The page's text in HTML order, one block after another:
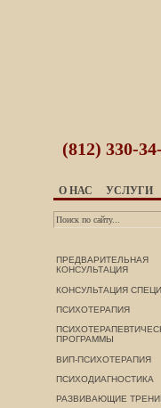
(812) 330-
О НАС УСЛУГИ
ПРЕДВАРИТЕЛЬНАЯ
КОНСУЛЬТАЦИЯ
КОНСУЛЬТАЦИЯ
ПСИХОТЕРАПИЯ
ПРОГРАММЫ
ВИП-ПСИХОТЕРАПИЯ
ПСИХОДИАГНОСТИКА
РАЗВИВАЮЩИЕ